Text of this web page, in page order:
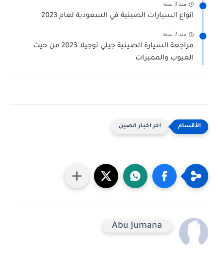
منذ 3 سنة
انواع السيارات الصينية في السعودية لعام 2023
منذ 2 سنة
مراجعة السيارة الصينية جيلي توجيلا 2023 من حيث
العيوب والمميزات
اخر اخبار الصين
Abu Jumana